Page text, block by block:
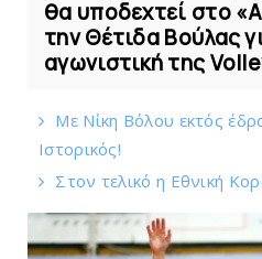
θα υποδεχτεί στο
την Θέτιδα Βούλας
αγωνιστική της
Mε Νίκη Βόλου εκτός
Iστορικός!
Στον τελικό η Eθνική